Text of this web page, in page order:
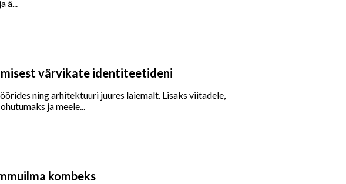
värvikate identiteetideni
ning arhitektuuri juures laiemalt. Lisaks viitadele,
ja meele...
kombeks